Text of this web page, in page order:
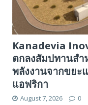
Kanadevia
ตกลงสัมปทานสำ
พลังงานจากขยะ
แอฟริกา
August 7, 2026 0